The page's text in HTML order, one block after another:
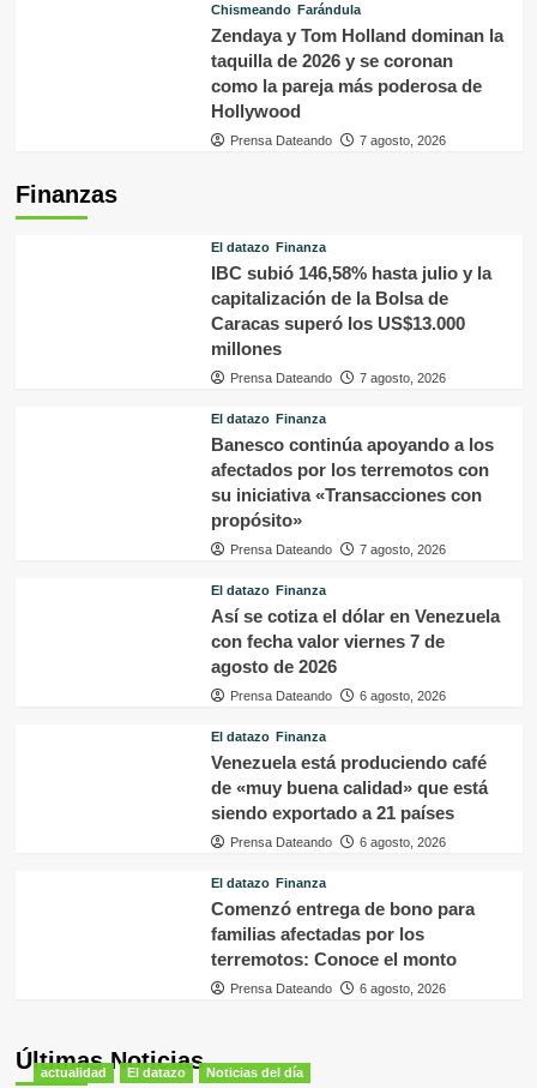
Chismeando Farándula
Zendaya y Tom Holland dominan la
taquilla de 2026 y se coronan
como la pareja más poderosa de
Hollywood
Prensa Dateando 7 agosto, 2026
Finanzas
El datazo Finanza
IBC subió 146,58% hasta julio y la
capitalización de la Bolsa de
Caracas superó los US$13.000
millones
Prensa Dateando 7 agosto, 2026
El datazo Finanza
Banesco continúa apoyando a los
afectados por los terremotos con
su iniciativa «Transacciones con
propósito»
Prensa Dateando 7 agosto, 2026
El datazo Finanza
Así se cotiza el dólar en Venezuela
con fecha valor viernes 7 de
agosto de 2026
Prensa Dateando 6 agosto, 2026
El datazo Finanza
Venezuela está produciendo café
de «muy buena calidad» que está
siendo exportado a 21 países
Prensa Dateando 6 agosto, 2026
El datazo Finanza
Comenzó entrega de bono para
familias afectadas por los
terremotos: Conoce el monto
Prensa Dateando 6 agosto, 2026
Últimas Noticias
actualidad El datazo Noticias del día